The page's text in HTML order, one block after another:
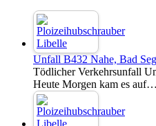
Unfall B432 Nahe, Bad
Tödlicher Verkehrsunfall
Heute Morgen kam es auf…